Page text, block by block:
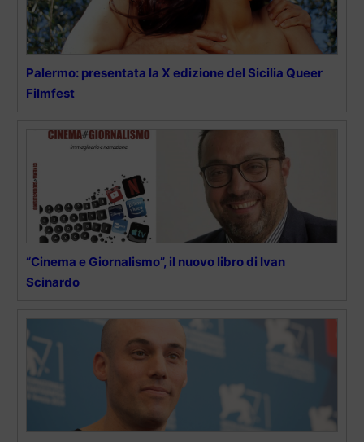
Palermo: presentata la X edizione del Sicilia Queer
Filmfest
“Cinema e Giornalismo”, il nuovo libro di Ivan
Scinardo